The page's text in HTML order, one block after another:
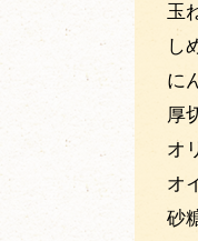
玉
し
に
厚
オ
オ
砂